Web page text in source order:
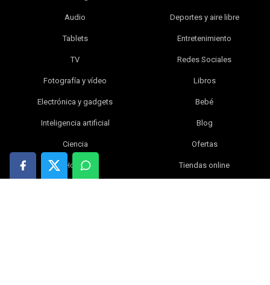
Audio
Tablets
TV
Fotografía y vídeo
Electrónica y gadgets
Inteligencia artificial
Ciencia
Hogar
Deportes y aire libre
Entretenimiento
Redes Sociales
Libros
Bebé
Blog
Ofertas
Tiendas online